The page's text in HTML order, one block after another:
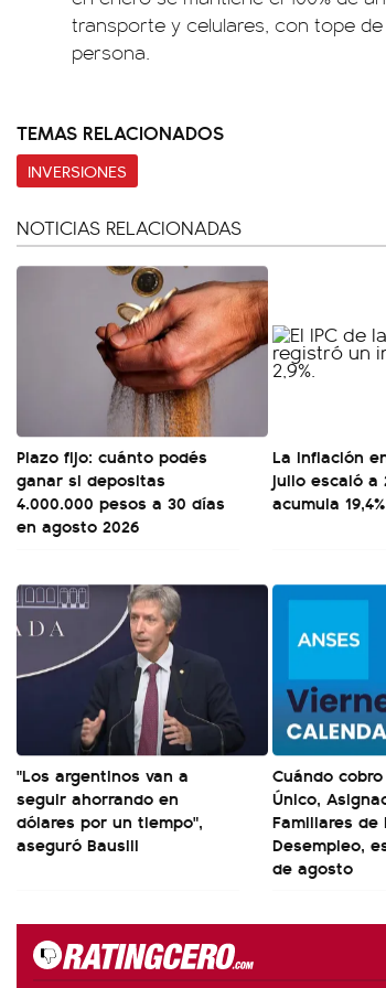
transporte y celulares, con tope
persona.
TEMAS RELACIONADOS
INVERSIONES
NOTICIAS RELACIONADAS
Plazo fijo: cuánto podés
ganar si depositas
4.000.000 pesos a 30 días
en agosto 2026
La inflación
julio escaló a
acumula
"Los argentinos van a
seguir ahorrando en
dólares por un tiempo",
aseguró Bausili
Cuándo cobro
Único,
Familiares de
Desempleo,
de agosto